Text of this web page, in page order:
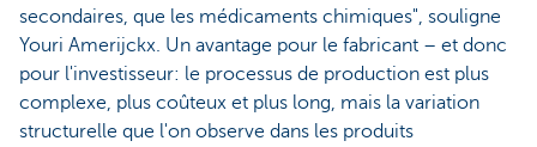
secondaires, que les médicaments chimiques", souligne
Youri Amerijckx. Un avantage pour le fabricant – et donc
pour l'investisseur: le processus de production est plus
complexe, plus coûteux et plus long, mais la variation
structurelle que l'on observe dans les produits